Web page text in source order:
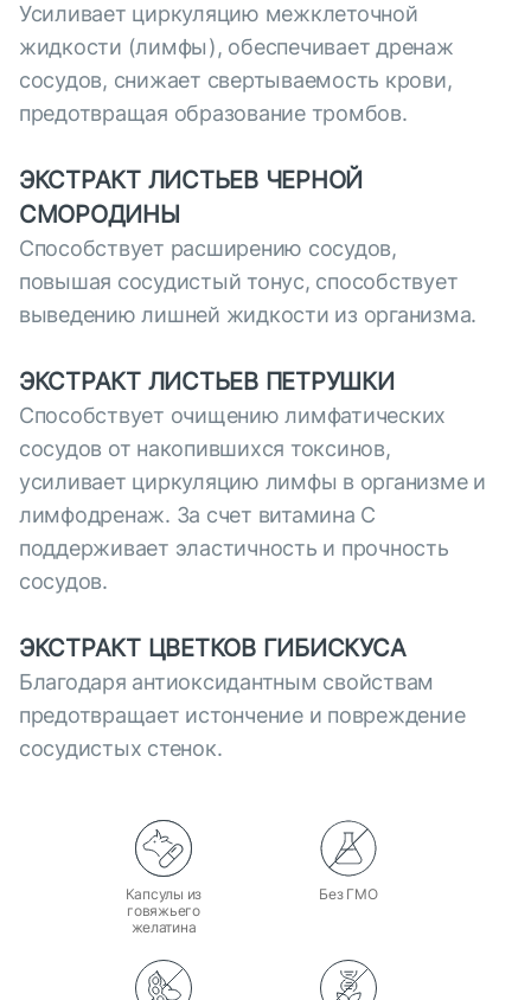
Усиливает циркуляцию межклеточной
жидкости (лимфы), обеспечивает дренаж
сосудов, снижает свертываемость крови,
предотвращая образование тромбов.
ЭКСТРАКТ ЛИСТЬЕВ ЧЕРНОЙ
СМОРОДИНЫ
Способствует расширению сосудов,
повышая сосудистый тонус, способствует
выведению лишней жидкости из организма.
ЭКСТРАКТ ЛИСТЬЕВ ПЕТРУШКИ
Способствует очищению лимфатических
сосудов от накопившихся токсинов,
усиливает циркуляцию лимфы в организме и
лимфодренаж. За счет витамина С
поддерживает эластичность и прочность
сосудов.
ЭКСТРАКТ ЦВЕТКОВ ГИБИСКУСА
Благодаря антиоксидантным свойствам
предотвращает истончение и повреждение
сосудистых стенок.
Капсулы из
говяжьего
желатина
Без ГМО